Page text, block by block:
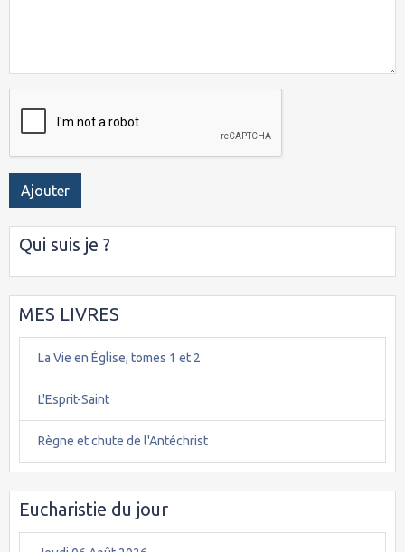
Ajouter
Qui suis je ?
MES LIVRES
La Vie en Église, tomes 1 et 2
L'Esprit-Saint
Règne et chute de l'Antéchrist
Eucharistie du jour